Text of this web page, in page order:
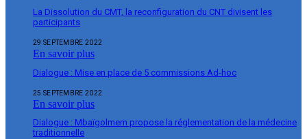
La Dissolution du CMT, la reconfiguration du CNT divisent les
participants
29 SEPTEMBRE 2022
En savoir plus
Dialogue : Mise en place de 5 commissions Ad-hoc
25 SEPTEMBRE 2022
En savoir plus
Dialogue : Mbaïgolmem propose la réglementation de la médecine
traditionnelle